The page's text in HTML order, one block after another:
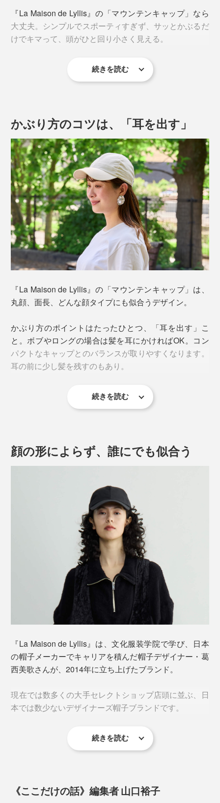
り、型崩れを気にするわずらわしさがありません。
後ろのアジャスターの脱着で、バッグやリュックに取り
表生地は、撥水加工のナイロン。内側はメッシュで、ム
レを防止。汗ジミや色褪せの心配もなく、ガシガシ使っ
て、洗えます。
両サイドには、ストラップを引っ掛けられるループ付
き。フック付きの帽子ストラップをつければ、プールや
海、自転車などでの帽子の紛失を防ぐことがができま
※ストラップはついていません。
『La Maison de Lyllis』の「マウンテンキャップ」なら
大丈夫。シンプルでスポーティすぎず、サッとかぶるだ
けでキマって、頭がひと回り小さく見える。
さすがは、デザイナーズ帽子ブランド。シンプルなよう
クラウンの表にはステッチを出さず、シルエットも丸み
があってコンパクト。スポーツブランドのベースボール
キャップのように頭のハチが角張っておらず、スッキリ
しています。
ツバの長さは7cm。あらかじめ程よくカーブがついてい
いほど“作業帽”に、カーブがキツすぎるとやんちゃなイ
メージになりがちですが、このキャップなら今っぽくか
つ品良のいいカーブ具合。
カラーは万能な「BLACK」、涼しげな「IVORY」、鮮
やかピンクの「SHOCKING」の3色展開で、正面に大き
なロゴはナシ。左サイドに、さりげなく刺繍であしらわ
れている「LY」がモダンな印象。
誰がかぶってもピタッとキマる、頼れるキャップです。
続きを読む
かぶり方のコツは、「耳を出す」
『La Maison de Lyllis』の「マウンテンキャップ」は、
丸顔、面長、どんな顔タイプにも似合うデザイン。
かぶり方のポイントはたったひとつ、「耳を出す」こ
と。ボブやロングの場合は髪を耳にかければOK。コン
パクトなキャップとのバランスが取りやすくなります。
耳の前に少し髪を残すのもあり。
バックにアジャスターつきの１サイズ展開で、頭周り
55〜58cmに対応。被った時に指1、2本入る程度のフィ
ット感を目安に、調整してください。
ツバの位置は人ぞれぞれではありますが、面長の場合は
深めに、丸顔の場合はやや浅めに被ると顔の形をカモフ
ラージュしやすいよう。
カジュアルなTシャツに合わせてキレイめ感をアップし
たり、フェミニンなスタイルの外しアイテムとしても活
続きを読む
顔の形によらず、誰にでも似合う
『La Maison de Lyllis』は、文化服装学院で学び、日本
の帽子メーカーでキャリアを積んだ帽子デザイナー・葛
西美歌さんが、2014年に立ち上げたブランド。
現在では数多くの大手セレクトショップ店頭に並ぶ、日
本では数少ないデザイナーズ帽子ブランドです。
葛西さんによると、ポップアップイベントなどで接客す
「顔が丸い・長い、頭が大きいetc.…、なにかしら頭部
続きを読む
《ここだけの話》編集者 山口裕子